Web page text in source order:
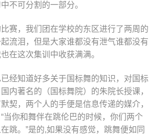
不可分割的一部分。
赛，我们团在学校的东区进行了两周的
流泪，但是大家谁都没有泄气谁都没有
在这次集训中收获满满。
经知道好多关于国标舞的知识，对国标
内著名的（国标舞院）的朱院长授课，
契，两个人的手便是信息传递的媒介，
你和舞伴在跳伦巴的时候，你们两个
跳。”是的,如果没有感觉，跳舞便如同